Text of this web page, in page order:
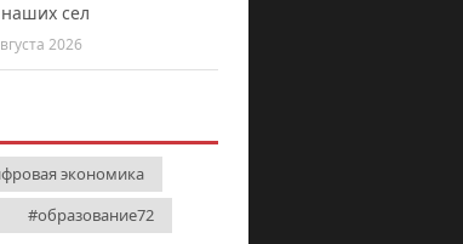
сел
2026
экономика
#образование72